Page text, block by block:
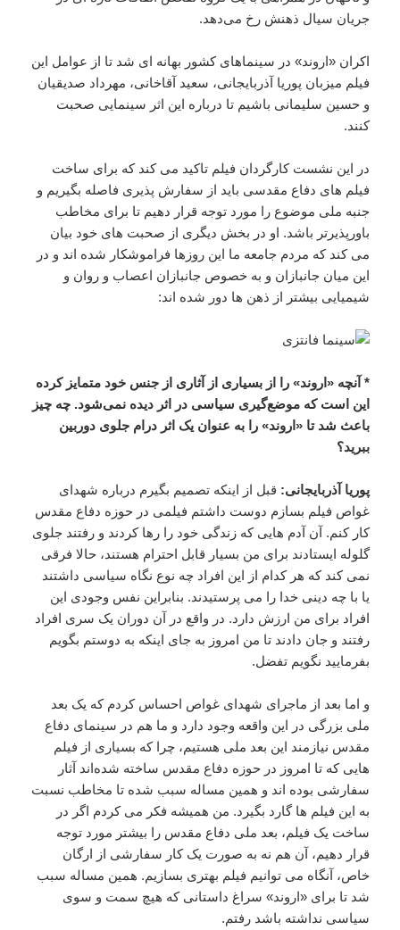
جریان سیال ذهنش رخ می‌دهد.
اکران «اروند» در سینماهای کشور بهانه ای شد تا از عوامل این
فیلم میزبان پوریا آذربایجانی، سعید آقاخانی، مهرداد صدیقیان
و حسین سلیمانی باشیم تا درباره این اثر سینمایی صحبت
کنند.
در این نشست کارگردان فیلم تاکید می کند که برای ساخت
فیلم های دفاع مقدسی باید از سفارش پذیری فاصله بگیریم و
جنبه ملی موضوع را مورد توجه قرار دهیم تا برای مخاطب
باورپذیرتر باشد. او در بخش دیگری از صحبت های خود بیان
می کند که مردم جامعه ما این روزها فراموشکار شده اند و در
این میان جانبازان و به خصوص جانبازان اعصاب و روان و
شیمیایی بیشتر از ذهن ها دور شده اند:
* آنچه «اروند» را از بسیاری از آثاری از جنس خود متمایز کرده
این است که موضع‌گیری سیاسی در اثر دیده نمی‌شود. چه چیز
باعث شد تا «اروند» را به عنوان یک اثر درام جلوی دوربین
ببرید؟
پوریا آذربایجانی: قبل از اینکه تصمیم بگیرم درباره شهدای
غواص فیلم بسازم دوست داشتم فیلمی در حوزه دفاع مقدس
کار کنم. آن آدم هایی که زندگی خود را رها کردند و رفتند جلوی
گلوله ایستادند برای من بسیار قابل احترام هستند، حالا فرقی
نمی کند که هر کدام از این افراد چه نوع نگاه سیاسی داشتند
یا با چه دینی خدا را می پرستیدند. بنابراین نفس وجودی این
افراد برای من ارزش دارد. در واقع در آن دوران یک سری افراد
رفتند و جان دادند تا من امروز به جای اینکه به دوستم بگویم
بفرمایید نگویم تفضل.
و اما بعد از ماجرای شهدای غواص احساس کردم که یک بعد
ملی بزرگی در این واقعه وجود دارد و ما هم در سینمای دفاع
مقدس نیازمند این بعد ملی هستیم، چرا که بسیاری از فیلم
هایی که تا امروز در حوزه دفاع مقدس ساخته شده‌اند آثار
سفارشی بوده اند و همین مساله سبب شده تا مخاطب نسبت
به این فیلم ها گارد بگیرد. من همیشه فکر می کردم اگر در
ساخت یک فیلم، بعد ملی دفاع مقدس را بیشتر مورد توجه
قرار دهیم، آن هم نه به صورت یک کار سفارشی از ارگان
خاص، آنگاه می توانیم فیلم بهتری بسازیم. همین مساله سبب
شد تا برای «اروند» سراغ داستانی که هیچ سمت و سوی
سیاسی نداشته باشد رفتم.